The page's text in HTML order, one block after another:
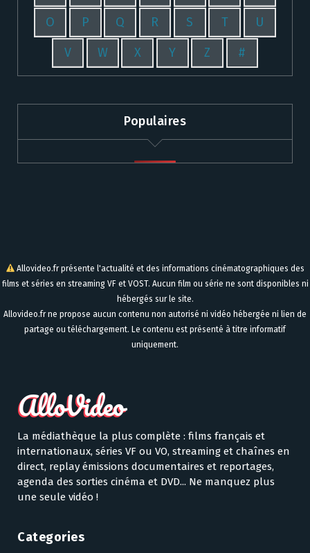
O P Q R S T U
V W X Y Z #
Populaires
Allovideo.fr présente l'actualité et des informations cinématographiques des
films et séries en streaming VF et VOST. Aucun film ou série ne sont disponibles ni
hébergés sur le site.
Allovideo.fr ne propose aucun contenu non autorisé ni vidéo hébergée ni lien de
partage ou téléchargement. Le contenu est présenté à titre informatif
uniquement.
La médiathèque la plus complète : films français et
internationaux, séries VF ou VO, streaming et chaînes en
direct, replay émissions documentaires et reportages,
agenda des sorties cinéma et DVD... Ne manquez plus
une seule vidéo !
Categories